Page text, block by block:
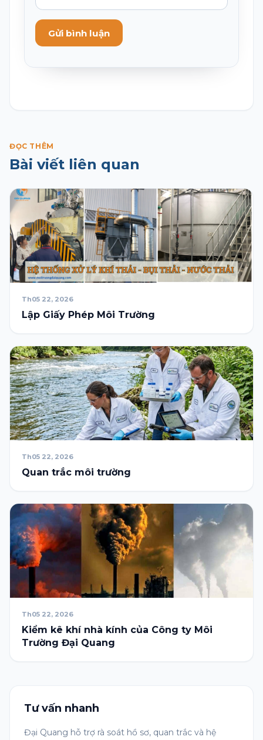
Gửi bình luận
ĐỌC THÊM
Bài viết liên quan
Th05 22, 2026
Lập Giấy Phép Môi Trường
Th05 22, 2026
Quan trắc môi trường
Th05 22, 2026
Kiểm kê khí nhà kính của Công ty Môi
Trường Đại Quang
Tư vấn nhanh
Đại Quang hỗ trợ rà soát hồ sơ, quan trắc và hệ